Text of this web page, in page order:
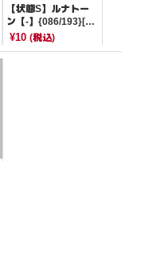
【状態S】ルナトー
ン【-】{086/193}[M
2a]
¥10 (税込)